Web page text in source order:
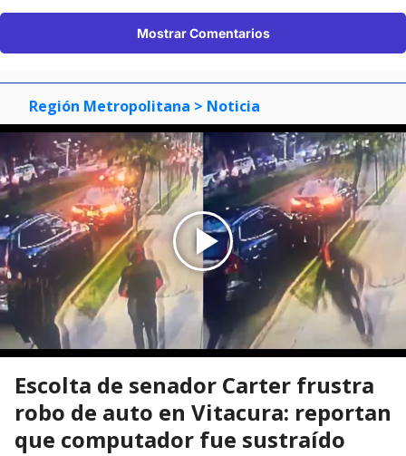
Mostrar Comentarios
Región Metropolitana > Noticia
Escolta de senador Carter frustra
robo de auto en Vitacura: reportan
que computador fue sustraído